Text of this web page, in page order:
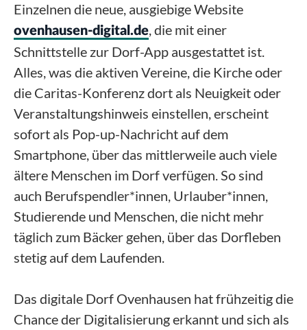
Einzelnen die neue, ausgiebige Website
ovenhausen-digital.de, die mit einer
Schnittstelle zur Dorf-App ausgestattet ist.
Alles, was die aktiven Vereine, die Kirche oder
die Caritas-Konferenz dort als Neuigkeit oder
Veranstaltungshinweis einstellen, erscheint
sofort als Pop-up-Nachricht auf dem
Smartphone, über das mittlerweile auch viele
ältere Menschen im Dorf verfügen. So sind
auch Berufspendler*innen, Urlauber*innen,
Studierende und Menschen, die nicht mehr
täglich zum Bäcker gehen, über das Dorfleben
stetig auf dem Laufenden.
Das digitale Dorf Ovenhausen hat frühzeitig die
Chance der Digitalisierung erkannt und sich als